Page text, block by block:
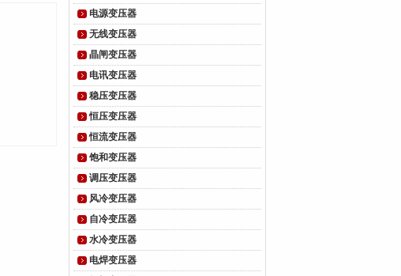
电源变压器
无线变压器
晶闸变压器
电讯变压器
稳压变压器
恒压变压器
恒流变压器
饱和变压器
调压变压器
风冷变压器
自冷变压器
水冷变压器
电焊变压器